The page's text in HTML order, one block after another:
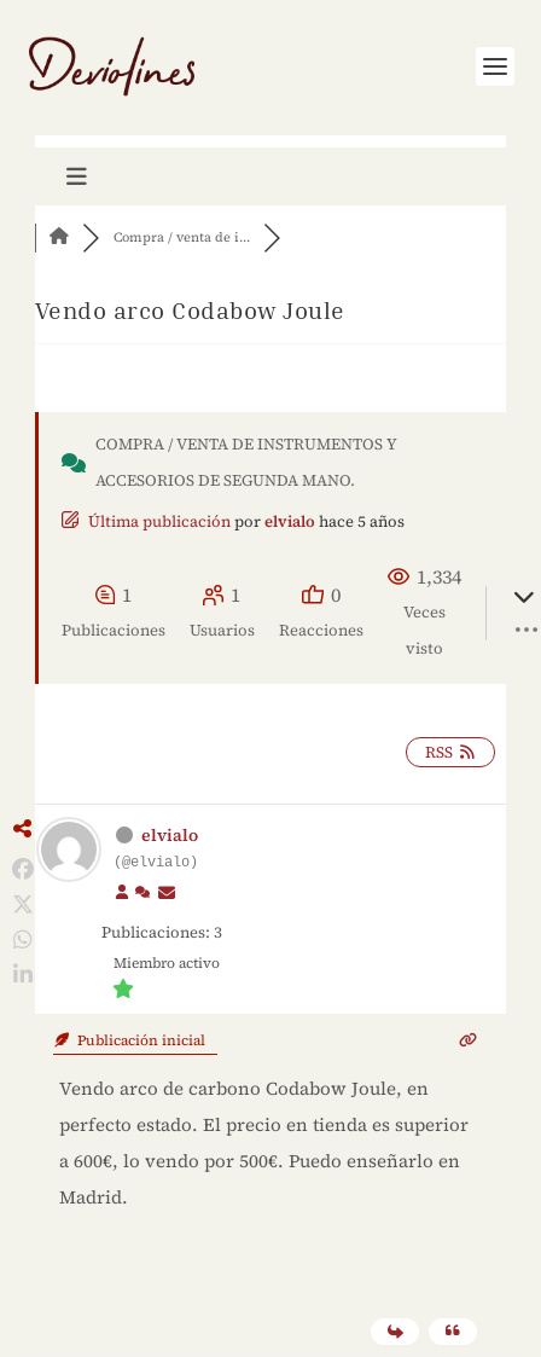
Compra / venta de i...
Vendo arco Codabow Joule
COMPRA / VENTA DE INSTRUMENTOS Y
ACCESORIOS DE SEGUNDA MANO.
Última publicaciónporelvialo hace 5 años
1
Publicaciones
1
Usuarios
0
Reacciones
1,334
Veces
visto
RSS
elvialo
(@elvialo)
Publicaciones: 3
Miembro activo
Publicación inicial
Vendo arco de carbono Codabow Joule, en
perfecto estado. El precio en tienda es superior
a 600€, lo vendo por 500€. Puedo enseñarlo en
Madrid.